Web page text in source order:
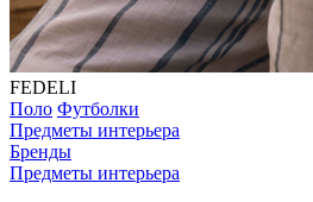
FEDELI
Поло Футболки
Предметы интерьера
Бренды
Предметы интерьера